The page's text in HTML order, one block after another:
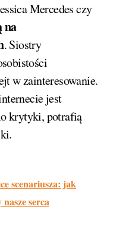
Mercedes czy
na
. Siostry
w zainteresowanie.
jest
krytyki, potrafią
scenariusza: jak
serca